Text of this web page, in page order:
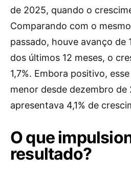
de 2025, quando o
Comparando com o
passado, houve avanço de
dos últimos 12 meses, o
1,7%. Embora positivo,
menor desde dezembro de
apresentava 4,1% de
O que
resultado?